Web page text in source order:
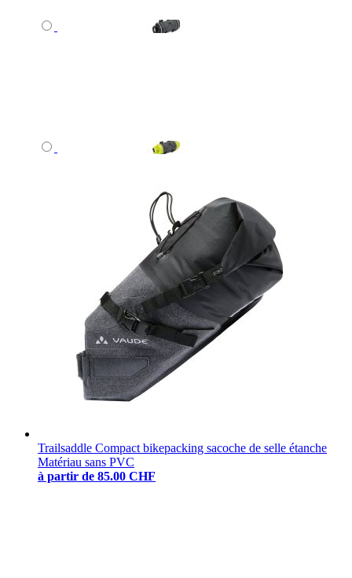
Trailsaddle Compact bikepacking sacoche de selle étanche
Matériau sans PVC
à partir de 85.00 CHF